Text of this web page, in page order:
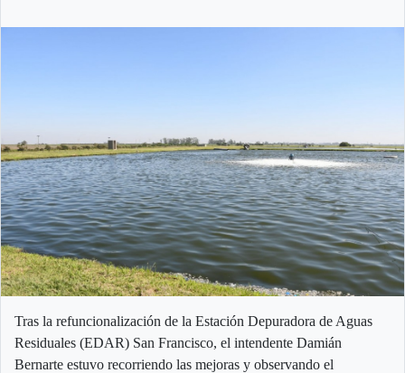
Tras la refuncionalización de la Estación Depuradora de Aguas
Residuales (EDAR) San Francisco, el intendente Damián
Bernarte estuvo recorriendo las mejoras y observando el